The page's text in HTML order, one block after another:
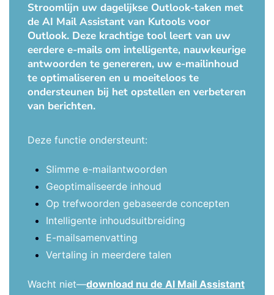
Stroomlijn uw dagelijkse Outlook-taken met
de AI Mail Assistant van Kutools voor
Outlook. Deze krachtige tool leert van uw
eerdere e-mails om intelligente, nauwkeurige
antwoorden te genereren, uw e-mailinhoud
te optimaliseren en u moeiteloos te
ondersteunen bij het opstellen en verbeteren
van berichten.
Deze functie ondersteunt:
Slimme e-mailantwoorden
Geoptimaliseerde inhoud
Op trefwoorden gebaseerde concepten
Intelligente inhoudsuitbreiding
E-mailsamenvatting
Vertaling in meerdere talen
Wacht niet—download nu de AI Mail Assistant